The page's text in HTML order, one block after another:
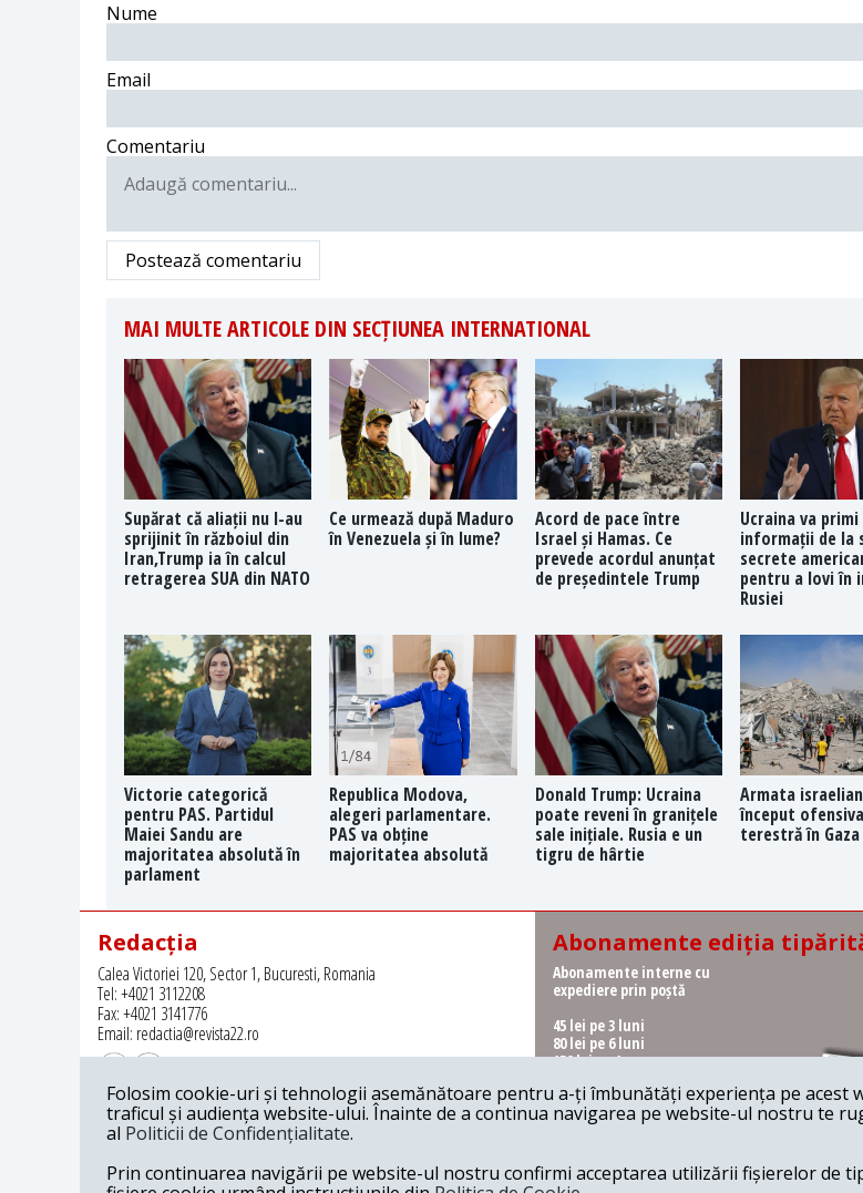
Nume
Email
Comentariu
Postează comentariu
MAI MULTE ARTICOLE DIN SECȚIUNEA INTERNATIONAL
Supărat că aliații nu l-au
sprijinit în războiul din
Iran,Trump ia în calcul
retragerea SUA din NATO
Ce urmează după Maduro
în Venezuela și în lume?
Acord de pace între
Israel și Hamas. Ce
prevede acordul anunțat
de președintele Trump
Ucraina va primi
informații de la
secrete
pentru a lovi în
Rusiei
Victorie categorică
pentru PAS. Partidul
Maiei Sandu are
majoritatea absolută în
parlament
Republica Modova,
alegeri parlamentare.
PAS va obține
majoritatea absolută
Donald Trump: Ucraina
poate reveni în granițele
sale inițiale. Rusia e un
tigru de hârtie
Armata
început ofensiva
terestră în Gaza
Redacția
Calea Victoriei 120, Sector 1, Bucuresti, Romania
Tel: +4021 3112208
Fax: +4021 3141776
Email: redactia@revista22.ro
Revista 22 este editata de
Abonamente ediția
Abonamente interne cu
expediere prin poștă
45 lei pe 3 luni
80 lei pe 6 luni
150 lei pe 1 an
Abonamente interne cu
ridicare de la redacție
62 lei pe 6 luni
115 lei pe 1 an
Folosim cookie-uri și tehnologii asemănătoare pentru a-ți îmbunătăți experiența pe
traficul și audiența website-ului. Înainte de a continua navigarea pe website-ul nostru te
al Politicii de Confidențialitate.
Prin continuarea navigării pe website-ul nostru confirmi acceptarea utilizării fișierelor de